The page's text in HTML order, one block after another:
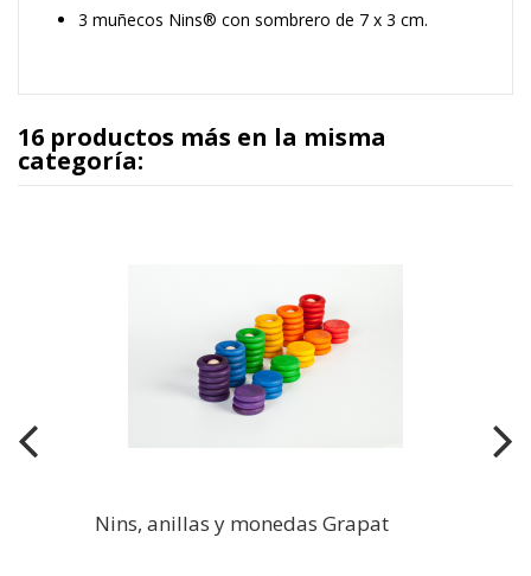
3 muñecos Nins® con sombrero de 7 x 3 cm.
16 productos más en la misma
categoría:
Nins, anillas y monedas Grapat